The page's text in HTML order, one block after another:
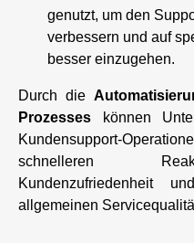
genutzt, um den
verbessern und auf
besser einzugehen.
Durch die
Prozesses können
Kundensupport-
schnelleren
Kundenzufriedenheit
allgemeinen